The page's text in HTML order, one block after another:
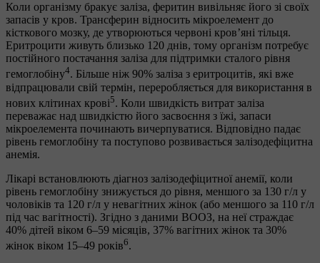
Коли організму бракує заліза, феритин вивільняє його зі своїх
запасів у кров. Трансферин відносить мікроелемент до
кісткового мозку, де утворюються червоні кров’яні тільця.
Еритроцити живуть близько 120 днів, тому організм потребує
постійного постачання заліза для підтримки сталого рівня
гемоглобіну4. Більше ніж 90% заліза з еритроцитів, які вже
відпрацювали свій термін, переробляється для використання в
нових клітинах крові5. Коли швидкість витрат заліза
переважає над швидкістю його засвоєння з їжі, запаси
мікроелемента починають вичерпуватися. Відповідно падає
рівень гемоглобіну та поступово розвивається залізодефіцитна
анемія.
Лікарі встановлюють діагноз залізодефіцитної анемії, коли
рівень гемоглобіну знижується до рівня, меншого за 130 г/л у
чоловіків та 120 г/л у невагітних жінок (або меншого за 110 г/л
під час вагітності). Згідно з даними ВООЗ, на неї страждає
40% дітей віком 6–59 місяців, 37% вагітних жінок та 30%
жінок віком 15–49 років6.